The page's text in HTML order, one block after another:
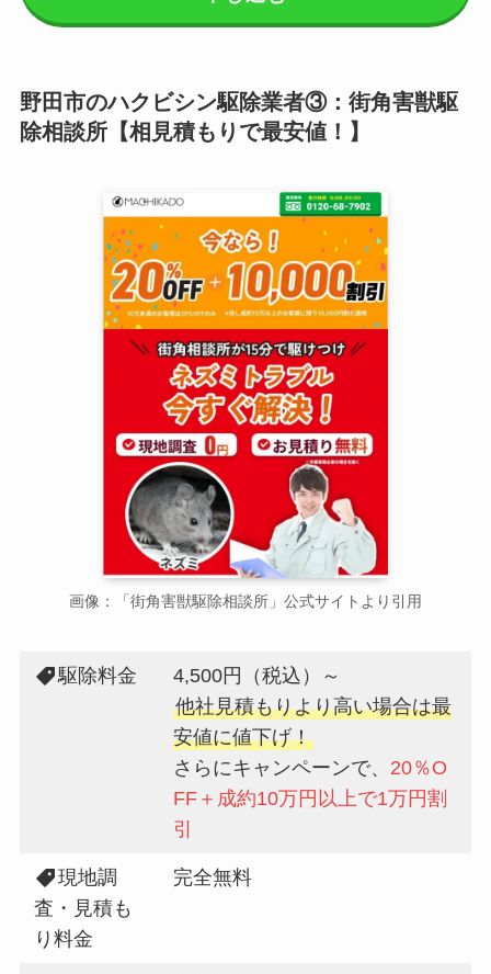
野田市のハクビシン駆除業者③：街角害獣駆
除相談所【相見積もりで最安値！】
画像：「街角害獣駆除相談所」公式サイトより引用
駆除料金
4,500円（税込）～
他社見積もりより高い場合は最
安値に値下げ！
さらにキャンペーンで、 20％O
FF＋成約10万円以上で1万円割
引
現地調
査・見積も
り料金
完全無料